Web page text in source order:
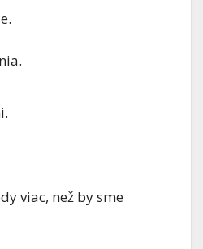
viac, než by sme